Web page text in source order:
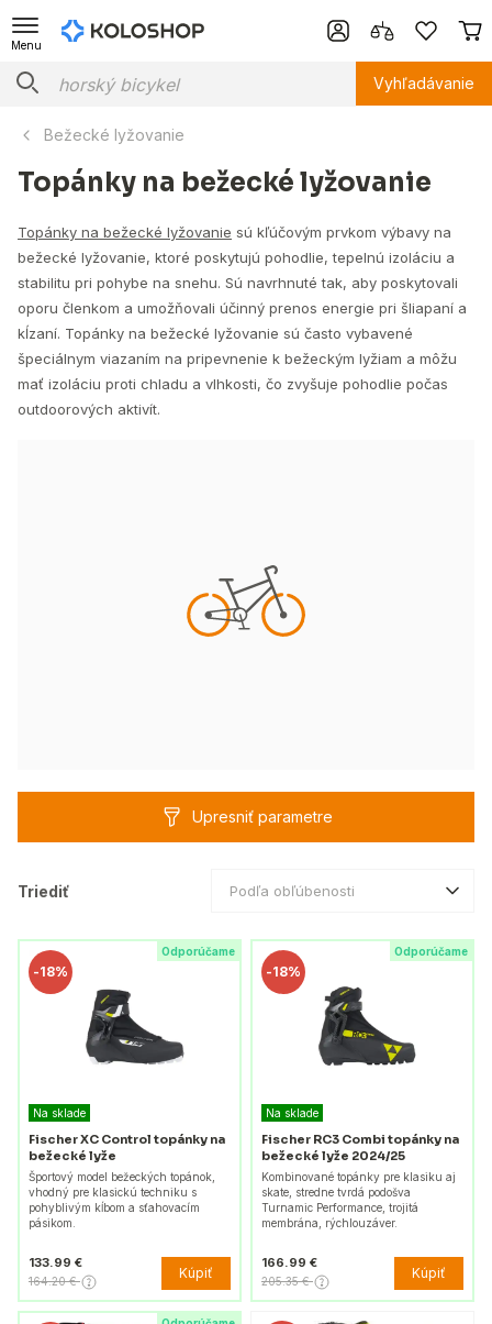
Menu
Vyhľadávanie
Bežecké lyžovanie
Topánky na bežecké lyžovanie
Topánky na bežecké lyžovanie sú kľúčovým prvkom výbavy na
bežecké lyžovanie, ktoré poskytujú pohodlie, tepelnú izoláciu a
stabilitu pri pohybe na snehu. Sú navrhnuté tak, aby poskytovali
oporu členkom a umožňovali účinný prenos energie pri šliapaní a
kĺzaní. Topánky na bežecké lyžovanie sú často vybavené
špeciálnym viazaním na pripevnenie k bežeckým lyžiam a môžu
mať izoláciu proti chladu a vlhkosti, čo zvyšuje pohodlie počas
outdoorových aktivít.
Upresniť parametre
Triediť Podľa obľúbenosti
Odporúčame
-18%
Na sklade
Fischer XC Control topánky na
bežecké lyže
Športový model bežeckých topánok,
vhodný pre klasickú techniku s
pohyblivým kĺbom a sťahovacím
pásikom.
133.99 €
164.20 € Kúpiť
Odporúčame
-18%
Na sklade
Fischer RC3 Combi topánky na
bežecké lyže 2024/25
Kombinované topánky pre klasiku aj
skate, stredne tvrdá podošva
Turnamic Performance, trojitá
membrána, rýchlouzáver.
166.99 €
205.35 € Kúpiť